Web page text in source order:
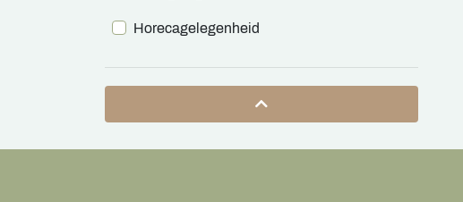
Horecagelegenheid